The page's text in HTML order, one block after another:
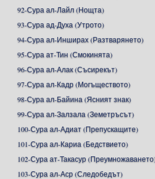
92-Сура ал-Лайл (Нощта)
93-Сура ад-Духа (Утрото)
94-Сура ал-Инширах (Разтварянето)
95-Сура ат-Тин (Смокинята)
96-Сура ал-Алак (Съсирекът)
97-Сура ал-Кадр (Могъществото)
98-Сура ал-Байина (Ясният знак)
99-Сура ал-Залзала (Земетръсът)
100-Сура ал-Адиат (Препускащите)
101-Сура ал-Кариа (Бедствието)
102-Сура ат-Такасур
103-Сура ал-Аср (Следобедът)